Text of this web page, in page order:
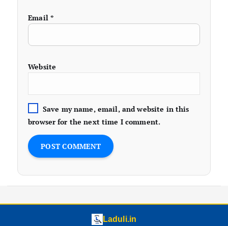
Email *
Website
Save my name, email, and website in this
browser for the next time I comment.
Laduli.in